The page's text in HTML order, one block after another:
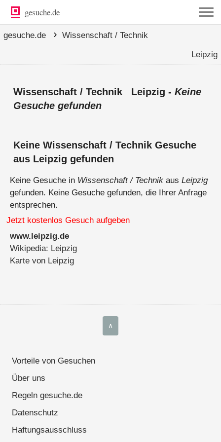
gesuche.de
gesuche.de › Wissenschaft / Technik
Leipzig
Wissenschaft / Technik Leipzig - Keine
Gesuche gefunden
Keine Wissenschaft / Technik Gesuche
aus Leipzig gefunden
Keine Gesuche in Wissenschaft / Technik aus Leipzig
gefunden. Keine Gesuche gefunden, die Ihrer Anfrage
entsprechen.
Jetzt kostenlos Gesuch aufgeben
www.leipzig.de
Wikipedia: Leipzig
Karte von Leipzig
∧
Vorteile von Gesuchen
Über uns
Regeln gesuche.de
Datenschutz
Haftungsausschluss